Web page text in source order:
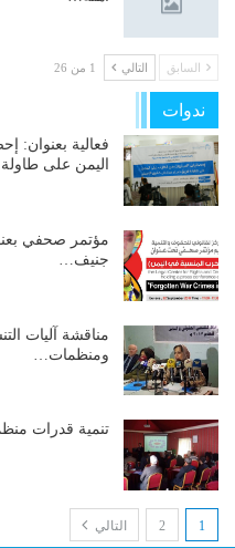
السابق التالي 1 من 26
ندوات
اليمن على
مؤتمر صحفي
جنيف…
مناقشة آليات
ومنظمات…
تنمية قدرات
1
2 التالي